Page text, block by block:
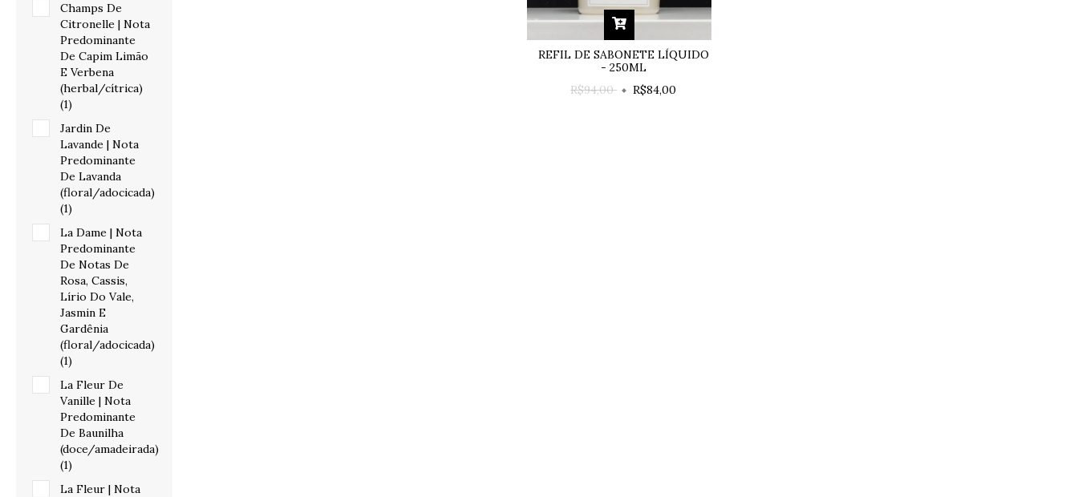
Champs De
Citronelle | Nota
Predominante
De Capim Limão
E Verbena
(herbal/cítrica)
(1)
Jardin De
Lavande | Nota
Predominante
De Lavanda
(floral/adocicada)
(1)
La Dame | Nota
Predominante
De Notas De
Rosa, Cassis,
Lírio Do Vale,
Jasmin E
Gardênia
(floral/adocicada)
(1)
La Fleur De
Vanille | Nota
Predominante
De Baunilha
(doce/amadeirada)
(1)
La Fleur | Nota
REFIL DE SABONETE LÍQUIDO
- 250ML
R$94,00
R$84,00